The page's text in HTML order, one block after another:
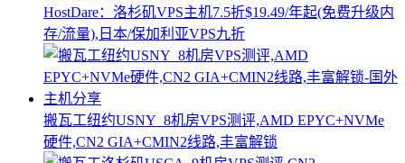
HostDare：洛杉矶VPS主机7.5折$19.49/年起(免费升级内
存/流量),日本/保加利亚VPS九折
搬瓦工纽约USNY_8机房VPS测评,AMD EPYC+NVMe
硬件,CN2 GIA+CMIN2线路,丰富解锁